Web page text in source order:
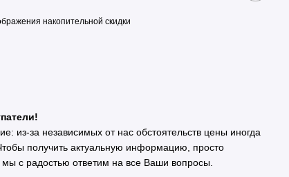
накопительной скидки
из-за независимых от нас обстоятельств цены иногда
получить актуальную информацию, просто
с радостью ответим на все Ваши вопросы.